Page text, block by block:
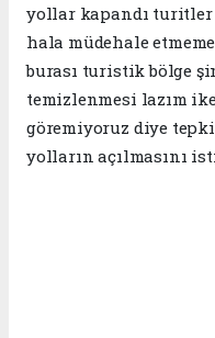
yollar kapandı turitler
hala müdehale
burası turistik bölge
temizlenmesi lazım
göremiyoruz diye
yolların açılmasını